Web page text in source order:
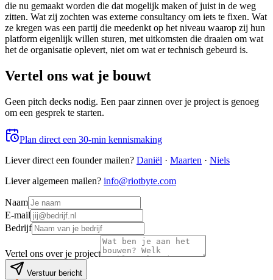
die nu gemaakt worden die dat mogelijk maken of juist in de weg
zitten. Wat zij zochten was externe consultancy om iets te fixen. Wat
ze kregen was een partij die meedenkt op het niveau waarop zij hun
platform eigenlijk willen sturen, met uitkomsten die draaien om wat
het de organisatie oplevert, niet om wat er technisch gebeurd is.
Vertel ons wat je bouwt
Geen pitch decks nodig. Een paar zinnen over je project is genoeg
om een gesprek te starten.
Plan direct een 30-min kennismaking
Liever direct een founder mailen? Daniël · Maarten · Niels
Liever algemeen mailen? info@riotbyte.com
Naam
E-mail
Bedrijf
Vertel ons over je project
Verstuur bericht